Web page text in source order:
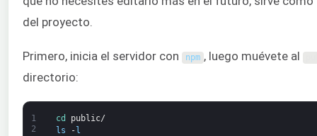
del proyecto.
Primero, inicia el servidor con npm , luego muévete al
directorio:
1
2
cd public/
ls
-l